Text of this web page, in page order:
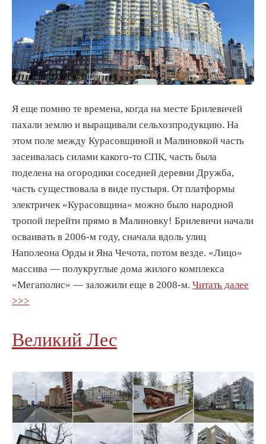
Я еще помню те времена, когда на месте Брилевичей
пахали землю и выращивали сельхозпродукцию. На
этом поле между Курасовщиной и Малиновкой часть
засеивалась силами какого-то СПК, часть была
поделена на огородики соседней деревни Дружба,
часть существовала в виде пустыря. От платформы
электричек «Курасовщина» можно было народной
тропой перейти прямо в Малиновку! Брилевичи начали
осваивать в 2006-м году, сначала вдоль улиц
Наполеона Орды и Яна Чечота, потом везде. «Лицо»
массива — полукруглые дома жилого комплекса
«Мегаполис» — заложили еще в 2008-м. Читать далее
>>>
Великий Лес